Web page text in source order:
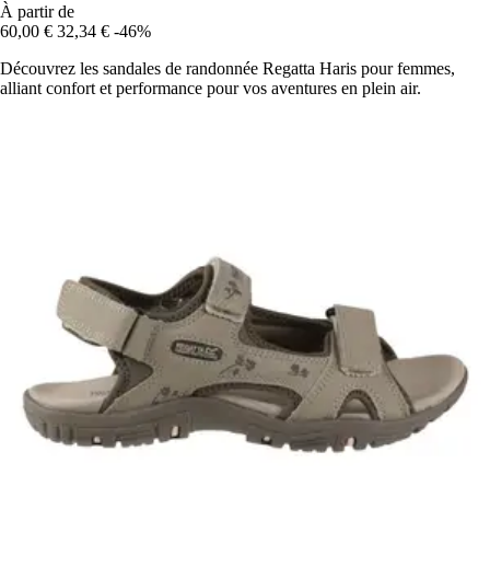
À partir de
60,00 € 32,34 € -46%
Découvrez les sandales de randonnée Regatta Haris pour femmes,
alliant confort et performance pour vos aventures en plein air.